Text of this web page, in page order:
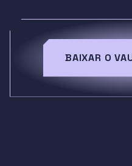
BAIXAR O